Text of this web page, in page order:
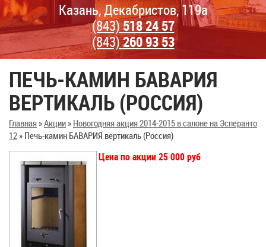
Казань, Декабристов, 119а
(843)518 24 57
(843)260 93 53
ПЕЧЬ-КАМИН БАВАРИЯ
ВЕРТИКАЛЬ (РОССИЯ)
Главная»Акции» Новогодняя акция 2014-2015 в салоне на Эсперанто
12» Печь-камин БАВАРИЯ вертикаль (Россия)
Цена по акции 25 000 руб